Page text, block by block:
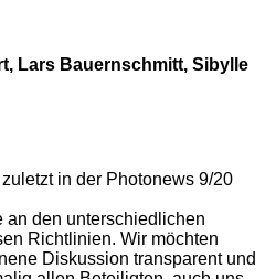
Lars Bauernschmitt, Sibylle
in der Photonews 9/20
an den unterschiedlichen
Richtlinien. Wir möchten
Diskussion transparent und